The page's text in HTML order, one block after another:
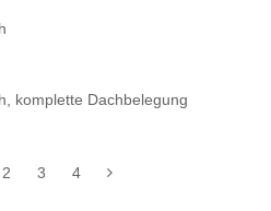
komplette Dachbelegung
2 3 4